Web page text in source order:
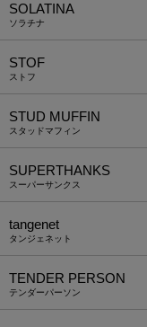
SOLATINA
ソラチナ
STOF
ストフ
STUD MUFFIN
スタッドマフィン
SUPERTHANKS
スーパーサンクス
tangenet
タンジェネット
TENDER PERSON
テンダーパーソン